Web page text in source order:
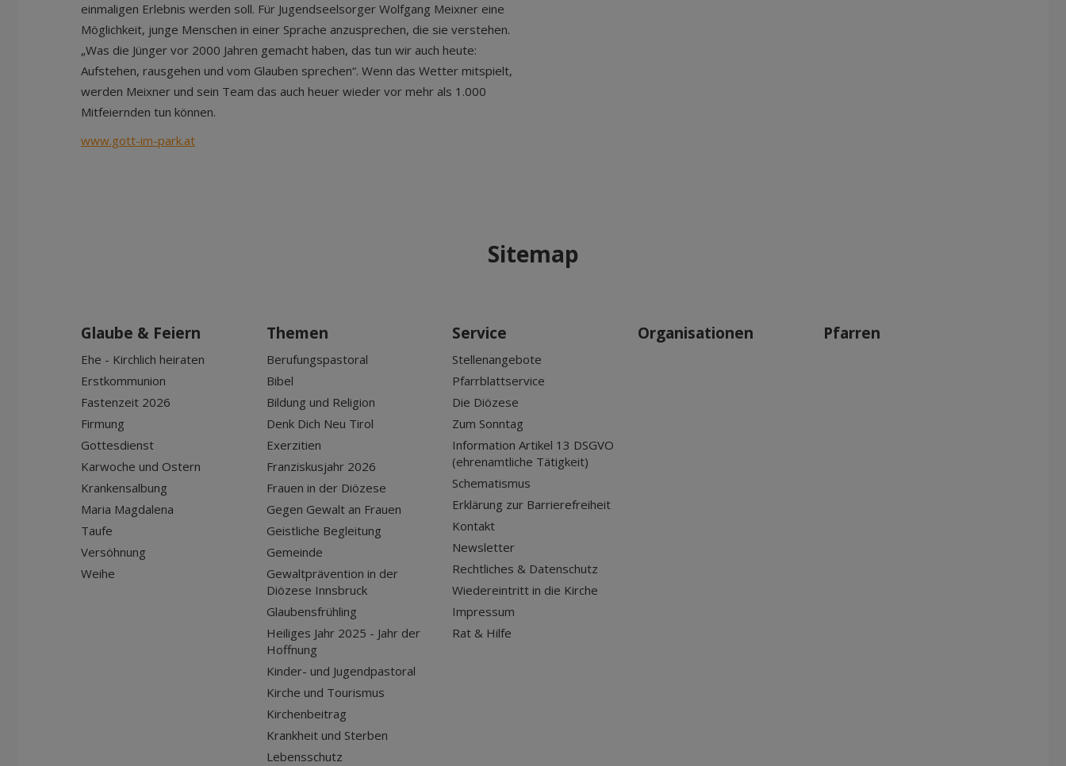
einmaligen Erlebnis werden soll. Für Jugendseelsorger Wolfgang Meixner eine
Möglichkeit, junge Menschen in einer Sprache anzusprechen, die sie verstehen.
„Was die Jünger vor 2000 Jahren gemacht haben, das tun wir auch heute:
Aufstehen, rausgehen und vom Glauben sprechen“. Wenn das Wetter mitspielt,
werden Meixner und sein Team das auch heuer wieder vor mehr als 1.000
Mitfeiernden tun können.
www.gott-im-park.at
Sitemap
Glaube & Feiern
Ehe - Kirchlich heiraten
Erstkommunion
Fastenzeit 2026
Firmung
Gottesdienst
Karwoche und Ostern
Krankensalbung
Maria Magdalena
Taufe
Versöhnung
Weihe
Themen
Berufungspastoral
Bibel
Bildung und Religion
Denk Dich Neu Tirol
Exerzitien
Franziskusjahr 2026
Frauen in der Diözese
Gegen Gewalt an Frauen
Geistliche Begleitung
Gemeinde
Gewaltprävention in der
Diözese Innsbruck
Glaubensfrühling
Heiliges Jahr 2025 - Jahr der
Hoffnung
Kinder- und Jugendpastoral
Kirche und Tourismus
Kirchenbeitrag
Krankheit und Sterben
Lebensschutz
Service
Stellenangebote
Pfarrblattservice
Die Diözese
Zum Sonntag
Information Artikel 13 DSGVO
(ehrenamtliche Tätigkeit)
Schematismus
Erklärung zur Barrierefreiheit
Kontakt
Newsletter
Rechtliches & Datenschutz
Wiedereintritt in die Kirche
Impressum
Rat & Hilfe
Organisationen Pfarren